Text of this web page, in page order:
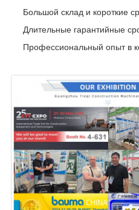
Большой склад и короткие
Длительные гарантийные
Профессиональный опыт в